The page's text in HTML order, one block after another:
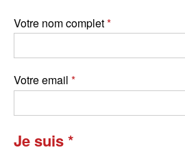
Votre nom complet
Votre email
Je suis